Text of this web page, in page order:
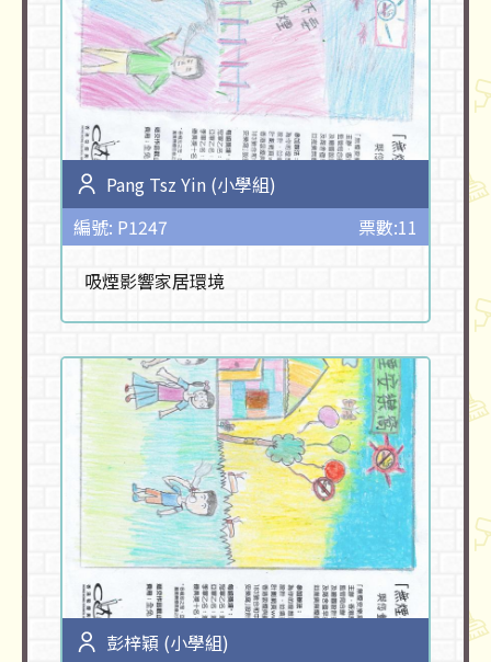
Pang Tsz Yin (小學組)
編號: P1247
票數:11
吸煙影響家居環境
彭梓穎 (小學組)